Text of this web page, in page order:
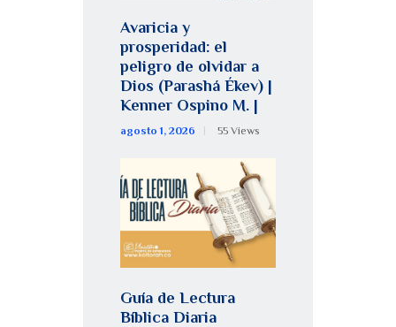
Avaricia y
prosperidad: el
peligro de olvidar a
Dios (Parashá Ékev) |
Kenner Ospino M. |
agosto 1, 2026 55 Views
Guía de Lectura
Bíblica Diaria